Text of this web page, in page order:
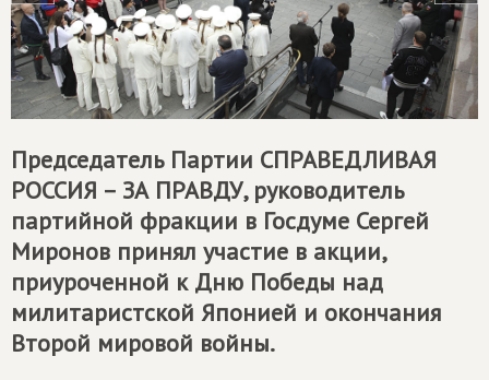
Председатель Партии СПРАВЕДЛИВАЯ
РОССИЯ – ЗА ПРАВДУ, руководитель
партийной фракции в Госдуме Сергей
Миронов принял участие в акции,
приуроченной к Дню Победы над
милитаристской Японией и окончания
Второй мировой войны.